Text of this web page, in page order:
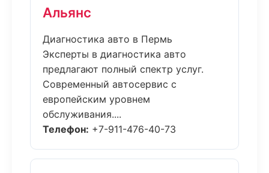
Альянс
Диагностика авто в Пермь
Эксперты в диагностика авто
предлагают полный спектр услуг.
Современный автосервис с
европейским уровнем
обслуживания....
Телефон: +7-911-476-40-73